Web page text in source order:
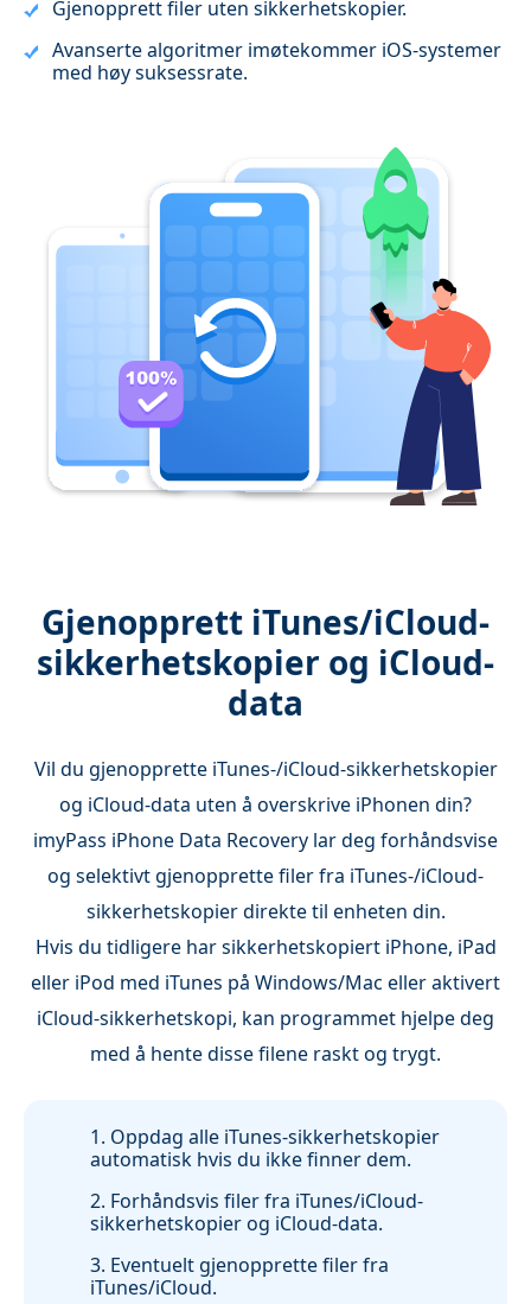
Gjenopprett filer uten sikkerhetskopier.
Avanserte algoritmer imøtekommer iOS-systemer
med høy suksessrate.
Gjenopprett iTunes/iCloud-
sikkerhetskopier og iCloud-
data
Vil du gjenopprette iTunes-/iCloud-sikkerhetskopier
og iCloud-data uten å overskrive iPhonen din?
imyPass iPhone Data Recovery lar deg forhåndsvise
og selektivt gjenopprette filer fra iTunes-/iCloud-
sikkerhetskopier direkte til enheten din.
Hvis du tidligere har sikkerhetskopiert iPhone, iPad
eller iPod med iTunes på Windows/Mac eller aktivert
iCloud-sikkerhetskopi, kan programmet hjelpe deg
med å hente disse filene raskt og trygt.
1. Oppdag alle iTunes-sikkerhetskopier
automatisk hvis du ikke finner dem.
2. Forhåndsvis filer fra iTunes/iCloud-
sikkerhetskopier og iCloud-data.
3. Eventuelt gjenopprette filer fra
iTunes/iCloud.